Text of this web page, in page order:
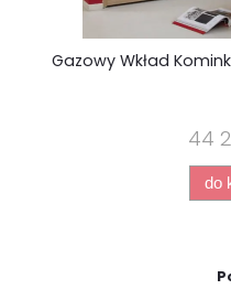
Gazowy Wkład
44
do